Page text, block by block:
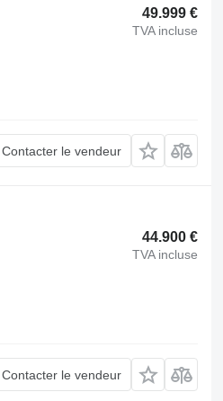
49.999 €
TVA incluse
Contacter le vendeur
44.900 €
TVA incluse
Contacter le vendeur